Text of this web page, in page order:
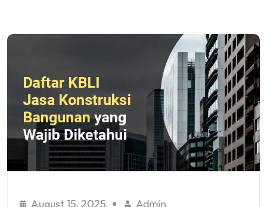
August 15, 2025 Admin